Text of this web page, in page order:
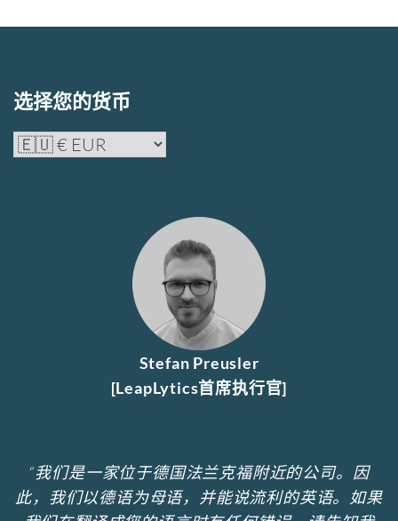
选择您的货币
Stefan Preusler
[LeapLytics首席执行官]
“我们是一家位于德国法兰克福附近的公司。因
此，我们以德语为母语，并能说流利的英语。如果